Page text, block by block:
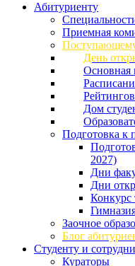
Абитуриенту
Приемная
День
Основная
Дом
Подготовка к
2027)
Дни
Дни
Конкурс
Заочное
Блог
Студенту и
Кураторы